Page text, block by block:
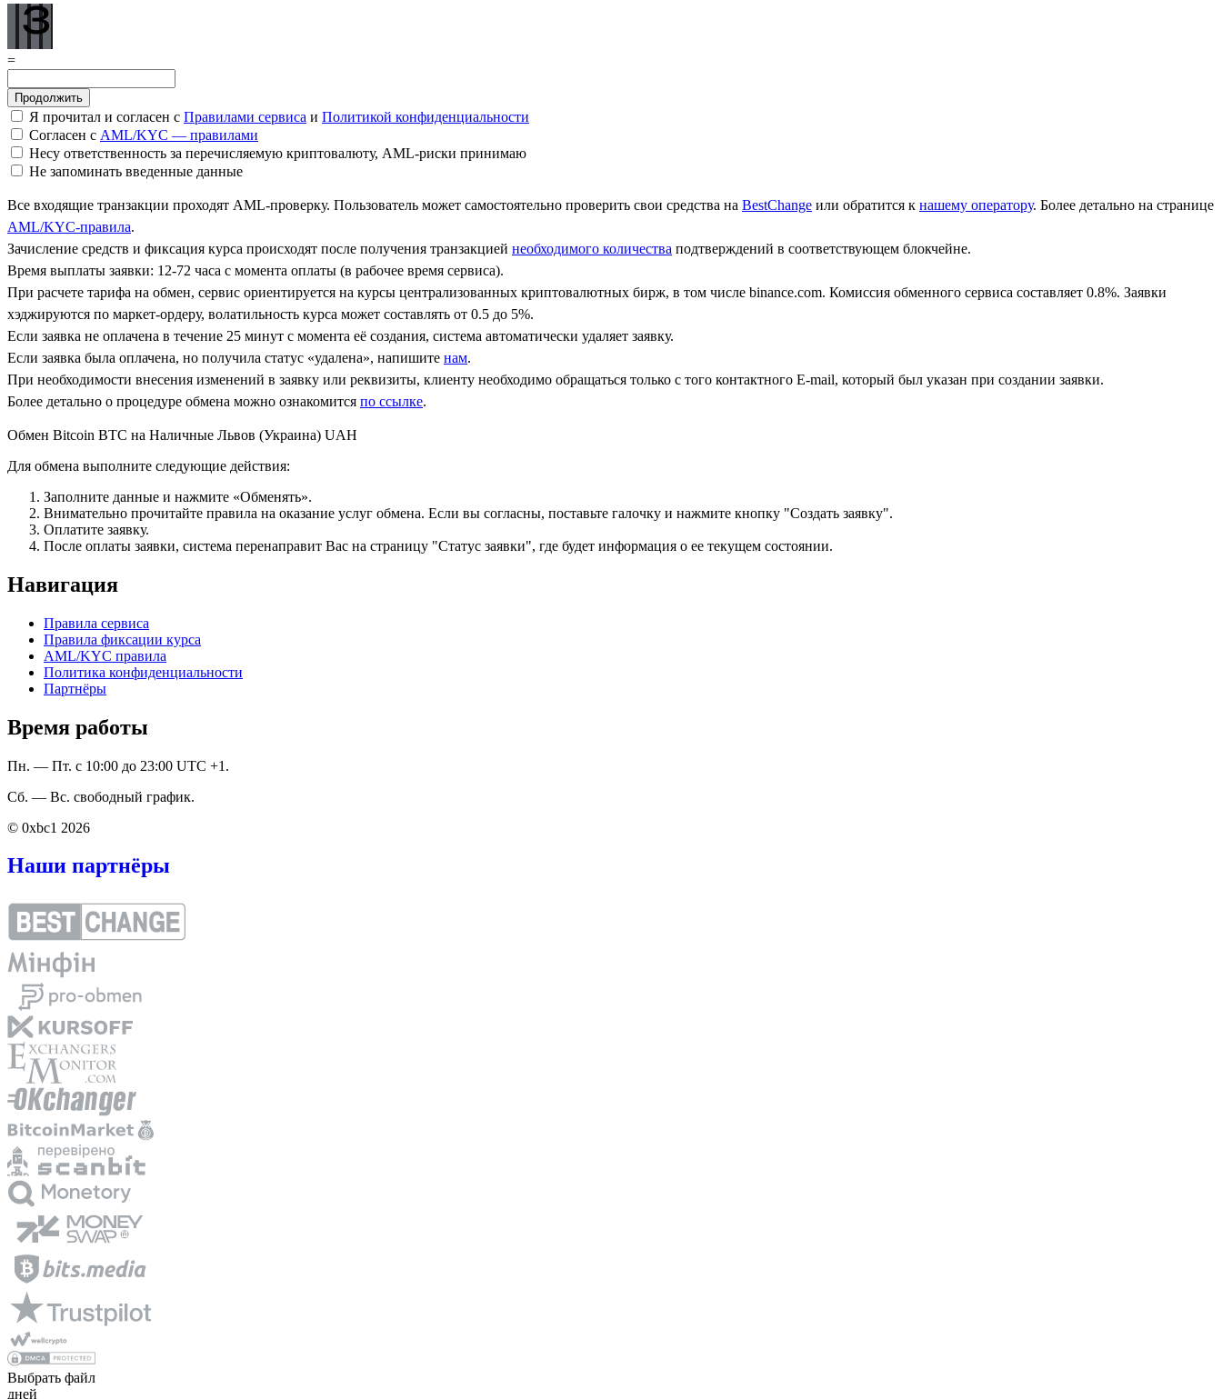
=
Я прочитал и согласен с Правилами сервиса и Политикой конфиденциальности
Согласен с AML/KYC — правилами
Несу ответственность за перечисляемую криптовалюту, AML-риски принимаю
Не запоминать введенные данные
Все входящие транзакции проходят AML-проверку. Пользователь может самостоятельно проверить свои средства на BestChange или обратится к нашему оператору. Более детально на странице
AML/KYC-правила.
Зачисление средств и фиксация курса происходят после получения транзакцией необходимого количества подтверждений в соответствующем блокчейне.
Время выплаты заявки: 12-72 часа с момента оплаты (в рабочее время сервиса).
При расчете тарифа на обмен, сервис ориентируется на курсы централизованных криптовалютных бирж, в том числе binance.com. Комиссия обменного сервиса составляет 0.8%. Заявки
хэджируются по маркет-ордеру, волатильность курса может составлять от 0.5 до 5%.
Если заявка не оплачена в течение 25 минут с момента её создания, система автоматически удаляет заявку.
Если заявка была оплачена, но получила статус «удалена», напишите нам.
При необходимости внесения изменений в заявку или реквизиты, клиенту необходимо обращаться только с того контактного Е-mail, который был указан при создании заявки.
Более детально о процедуре обмена можно ознакомится по ссылке.
Обмен Bitcoin BTC на Наличные Львов (Украина) UAH
Для обмена выполните следующие действия:
Заполните данные и нажмите «Обменять».
Внимательно прочитайте правила на оказание услуг обмена. Если вы согласны, поставьте галочку и нажмите кнопку "Создать заявку".
Оплатите заявку.
После оплаты заявки, система перенаправит Вас на страницу "Статус заявки", где будет информация о ее текущем состоянии.
Навигация
Правила сервиса
Правила фиксации курса
AML/KYC правила
Политика конфиденциальности
Партнёры
Время работы
Пн. — Пт. с 10:00 до 23:00 UTC +1.
Сб. — Вс. свободный график.
© 0xbc1 2026
Наши партнёры
Выбрать файл
дней